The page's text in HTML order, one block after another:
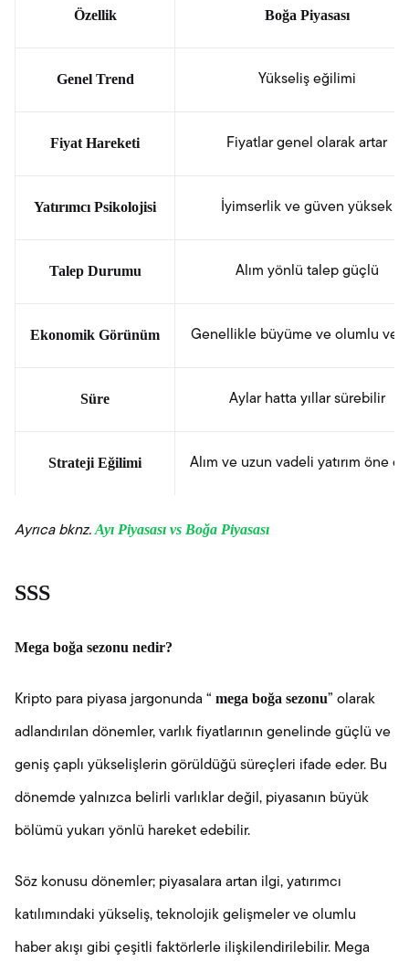
Özellik Boğa Piyasası
Genel Trend Yükseliş eğilimi
Fiyat Hareketi Fiyatlar genel olarak artar
Yatırımcı Psikolojisi İyimserlik ve güven yüksek
Talep Durumu Alım yönlü talep güçlü
Ekonomik Görünüm Genellikle büyüme ve olumlu
Süre Aylar hatta yıllar sürebilir
Strateji Eğilimi Alım ve uzun vadeli yatırım öne
Ayrıca bknz.Ayı Piyasası vs Boğa Piyasası
SSS
Mega boğa sezonu nedir?
Kripto para piyasa jargonunda “ mega boğa sezonu” olarak
adlandırılan dönemler, varlık fiyatlarının genelinde güçlü ve
geniş çaplı yükselişlerin görüldüğü süreçleri ifade eder. Bu
dönemde yalnızca belirli varlıklar değil, piyasanın büyük
bölümü yukarı yönlü hareket edebilir.
Söz konusu dönemler; piyasalara artan ilgi, yatırımcı
katılımındaki yükseliş, teknolojik gelişmeler ve olumlu
haber akışı gibi çeşitli faktörlerle ilişkilendirilebilir. Mega